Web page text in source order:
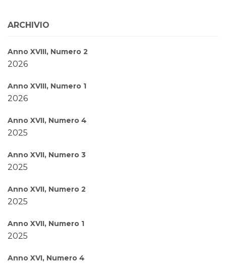
ARCHIVIO
Anno XVIII, Numero 2
2026
Anno XVIII, Numero 1
2026
Anno XVII, Numero 4
2025
Anno XVII, Numero 3
2025
Anno XVII, Numero 2
2025
Anno XVII, Numero 1
2025
Anno XVI, Numero 4